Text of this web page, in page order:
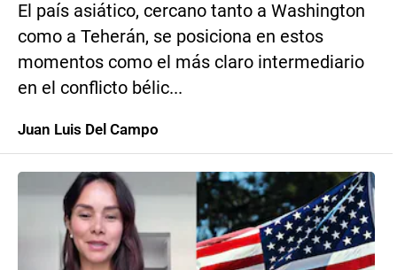
El país asiático, cercano tanto a Washington
como a Teherán, se posiciona en estos
momentos como el más claro intermediario
en el conflicto bélic...
Juan Luis Del Campo